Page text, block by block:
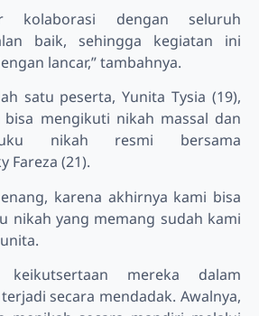
kolaborasi dengan seluruh
baik, sehingga kegiatan ini
lancar,” tambahnya.
satu peserta, Yunita Tysia (19),
bisa mengikuti nikah massal dan
nikah resmi bersama
Fareza (21).
karena akhirnya kami bisa
nikah yang memang sudah kami
keikutsertaan mereka dalam
secara mendadak. Awalnya,